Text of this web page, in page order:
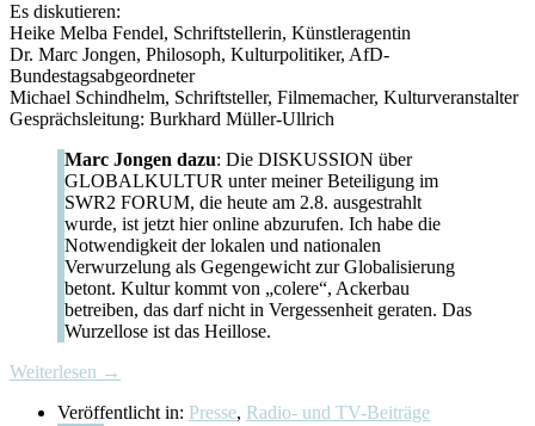
Es diskutieren:
Heike Melba Fendel, Schriftstellerin, Künstleragentin
Dr. Marc Jongen, Philosoph, Kulturpolitiker, AfD-
Bundestagsabgeordneter
Michael Schindhelm, Schriftsteller, Filmemacher, Kulturveranstalter
Gesprächsleitung: Burkhard Müller-Ullrich
Marc Jongen dazu: Die DISKUSSION über
GLOBALKULTUR unter meiner Beteiligung im
SWR2 FORUM, die heute am 2.8. ausgestrahlt
wurde, ist jetzt hier online abzurufen. Ich habe die
Notwendigkeit der lokalen und nationalen
Verwurzelung als Gegengewicht zur Globalisierung
betont. Kultur kommt von „colere“, Ackerbau
betreiben, das darf nicht in Vergessenheit geraten. Das
Wurzellose ist das Heillose.
Weiterlesen →
Veröffentlicht in: Presse, Radio- und TV-Beiträge